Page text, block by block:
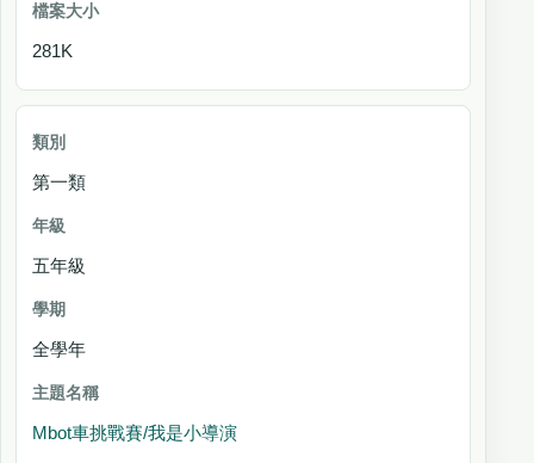
281K
第一類
五年級
全學年
Mbot車挑戰賽/我是小導演